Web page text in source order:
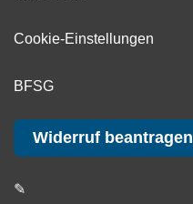
Cookie-Einstellungen
BFSG
Widerruf beantragen
✎